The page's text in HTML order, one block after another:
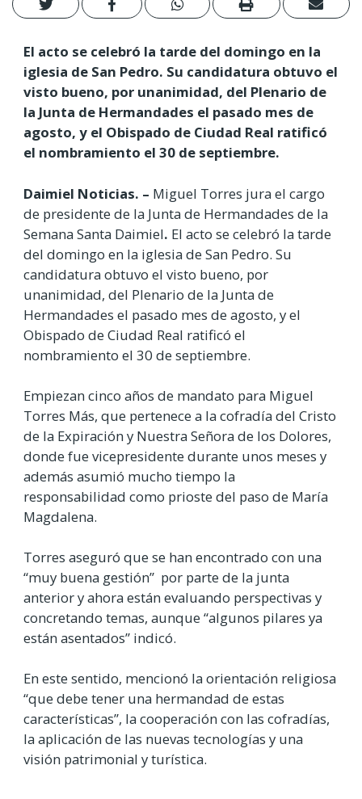
El acto se celebró la tarde del domingo en la
iglesia de San Pedro. Su candidatura obtuvo el
visto bueno, por unanimidad, del Plenario de
la Junta de Hermandades el pasado mes de
agosto, y el Obispado de Ciudad Real ratificó
el nombramiento el 30 de septiembre.
Daimiel Noticias. – Miguel Torres jura el cargo
de presidente de la Junta de Hermandades de la
Semana Santa Daimiel. El acto se celebró la tarde
del domingo en la iglesia de San Pedro. Su
candidatura obtuvo el visto bueno, por
unanimidad, del Plenario de la Junta de
Hermandades el pasado mes de agosto, y el
Obispado de Ciudad Real ratificó el
nombramiento el 30 de septiembre.
Empiezan cinco años de mandato para Miguel
Torres Más, que pertenece a la cofradía del Cristo
de la Expiración y Nuestra Señora de los Dolores,
donde fue vicepresidente durante unos meses y
además asumió mucho tiempo la
responsabilidad como prioste del paso de María
Magdalena.
Torres aseguró que se han encontrado con una
“muy buena gestión” por parte de la junta
anterior y ahora están evaluando perspectivas y
concretando temas, aunque “algunos pilares ya
están asentados” indicó.
En este sentido, mencionó la orientación religiosa
“que debe tener una hermandad de estas
características”, la cooperación con las cofradías,
la aplicación de las nuevas tecnologías y una
visión patrimonial y turística.